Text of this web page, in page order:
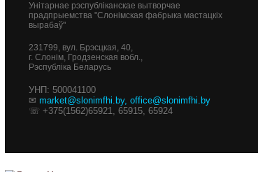
Унітарнае рэспубліканскае вытворчае
прадпрыемства "Слонімская фабрыка мастацкіх
вырабаў"
231799, вул. Брэсцкая, 40,
г. Слонім, Гродзенская вобл.,
Рэспубліка Беларусь
УНП: 500041100
✉ market@slonimfhi.by, office@slonimfhi.by
☏ +375(1562)65921, 65915, 65924